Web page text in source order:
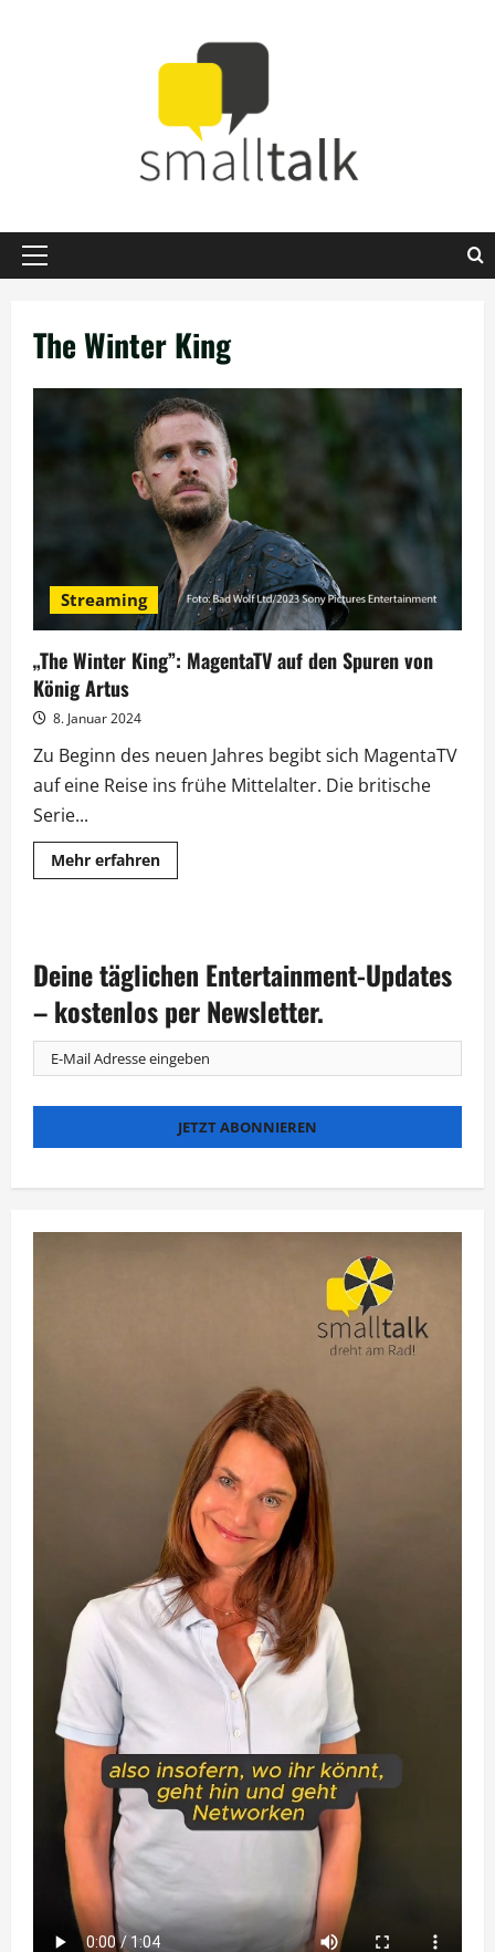
Primäres
The Winter King
Streaming
„The Winter King”: MagentaTV auf den Spuren von
König Artus
8. Januar 2024
Zu Beginn des neuen Jahres begibt sich MagentaTV
auf eine Reise ins frühe Mittelalter. Die britische
Serie...
Mehr erfahrenMehr
Informationen
auf
den
Spuren
von
König
Artus
Deine täglichen Entertainment-Updates
– kostenlos per Newsletter.